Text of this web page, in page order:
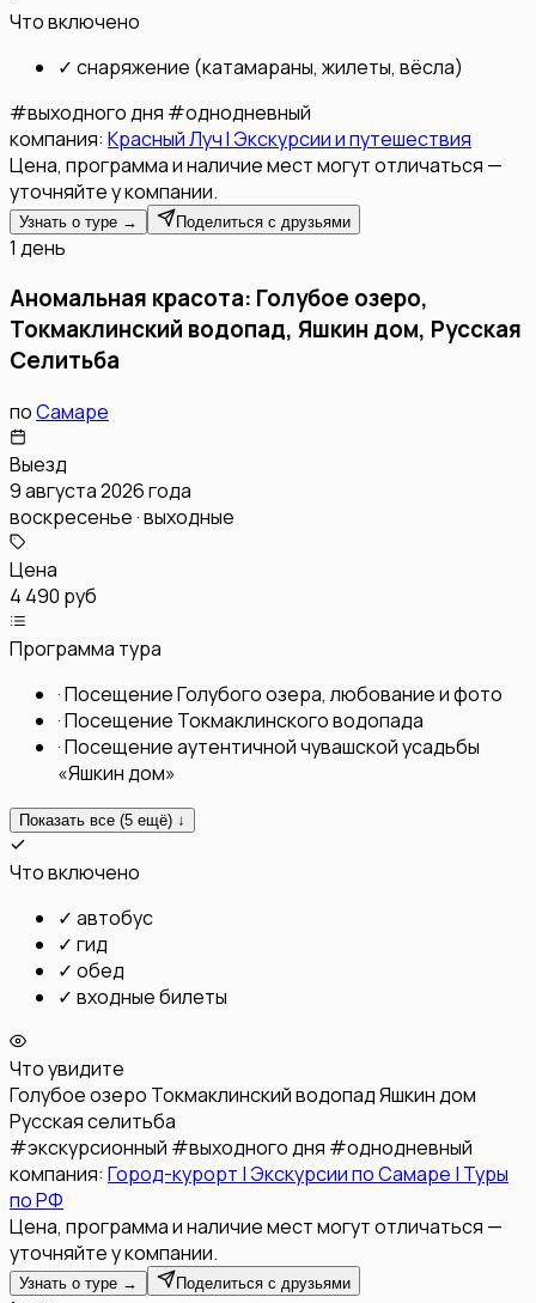
Что включено
✓ снаряжение (катамараны, жилеты, вёсла)
#выходного дня #однодневный
компания: Красный Луч l Экскурсии и путешествия
Цена, программа и наличие мест могут отличаться —
уточняйте у компании.
Узнать о туре → Поделиться с друзьями
1 день
Аномальная красота: Голубое озеро,
Токмаклинский водопад, Яшкин дом, Русская
Селитьба
поСамаре
Выезд
9 августа 2026 года
воскресенье · выходные
Цена
4 490 руб
Программа тура
·Посещение Голубого озера, любование и фото
·Посещение Токмаклинского водопада
·Посещение аутентичной чувашской усадьбы
«Яшкин дом»
Показать все (5 ещё) ↓
Что включено
✓ автобус
✓ гид
✓ обед
✓ входные билеты
Что увидите
Голубое озеро Токмаклинский водопадЯшкин дом
Русская селитьба
#экскурсионный #выходного дня #однодневный
компания: Город-курорт | Экскурсии по Самаре | Туры
по РФ
Цена, программа и наличие мест могут отличаться —
уточняйте у компании.
Узнать о туре → Поделиться с друзьями